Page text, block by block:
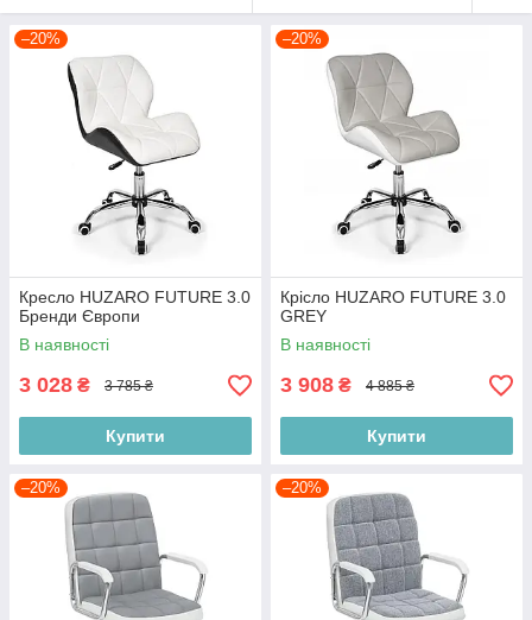
–20%
Кресло HUZARO FUTURE 3.0
Бренди Європи
В наявності
3 028 ₴ 3 785 ₴
Купити
–20%
Крісло HUZARO FUTURE 3.0
GREY
В наявності
3 908 ₴ 4 885 ₴
Купити
–20% –20%